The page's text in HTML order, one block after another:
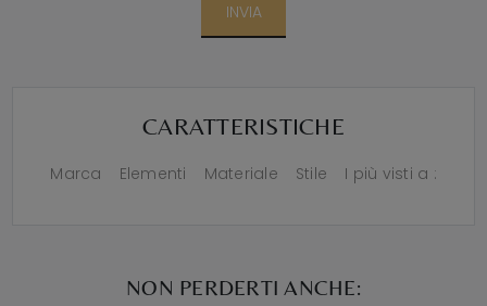
INVIA
CARATTERISTICHE
Marca Elementi Materiale Stile I più visti a :
NON PERDERTI ANCHE: